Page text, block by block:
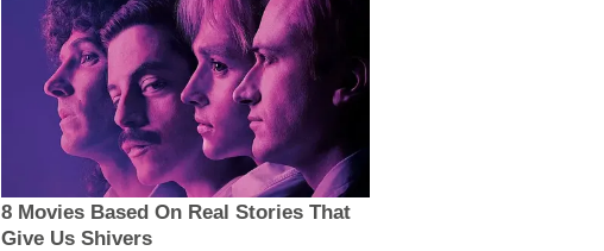
8 Movies Based On Real Stories That
Give Us Shivers